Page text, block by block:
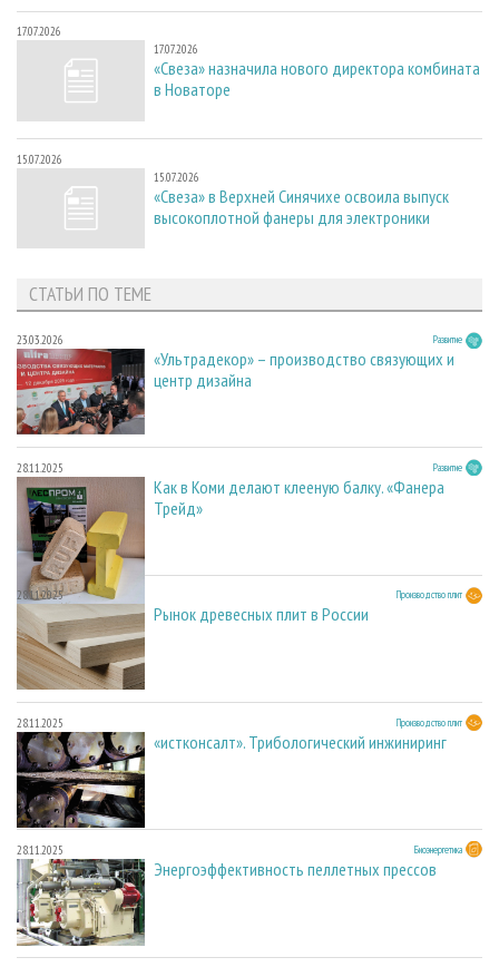
17.07.2026
17.07.2026
«Свеза» назначила нового директора комбината
в Новаторе
15.07.2026
15.07.2026
«Свеза» в Верхней Синячихе освоила выпуск
высокоплотной фанеры для электроники
СТАТЬИ ПО ТЕМЕ
23.03.2026 Развитие
«Ультрадекор» – производство связующих и
центр дизайна
28.11.2025 Развитие
Как в Коми делают клееную балку. «Фанера
Трейд»
28.11.2025 Производство плит
Рынок древесных плит в России
28.11.2025 Производство плит
«истконсалт». Трибологический инжиниринг
28.11.2025 Биоэнергетика
Энергоэффективность пеллетных прессов